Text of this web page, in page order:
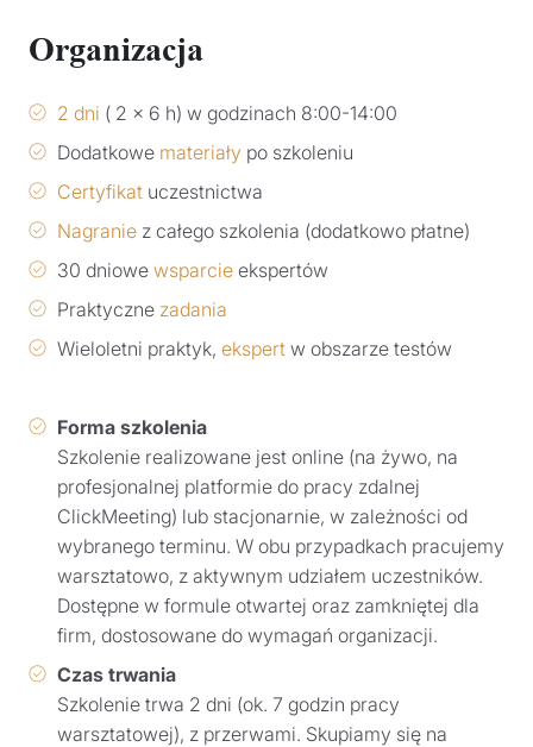
Organizacja
2 dni ( 2 x 6 h) w godzinach 8:00-14:00
Dodatkowe materiały po szkoleniu
Certyfikat uczestnictwa
Nagranie z całego szkolenia (dodatkowo płatne)
30 dniowe wsparcie ekspertów
Praktyczne zadania
Wieloletni praktyk, ekspert w obszarze testów
Forma szkolenia
Szkolenie realizowane jest online (na żywo, na
profesjonalnej platformie do pracy zdalnej
ClickMeeting) lub stacjonarnie, w zależności od
wybranego terminu. W obu przypadkach pracujemy
warsztatowo, z aktywnym udziałem uczestników.
Dostępne w formule otwartej oraz zamkniętej dla
firm, dostosowane do wymagań organizacji.
Czas trwania
Szkolenie trwa 2 dni (ok. 7 godzin pracy
warsztatowej), z przerwami. Skupiamy się na